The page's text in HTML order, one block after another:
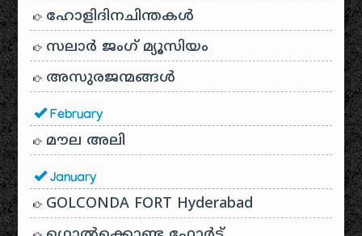
ഹോളിദിനചിന്തകൾ
സലാർ ജംഗ് മ്യൂസിയം
അസുരജന്മങ്ങൾ
February
മൗല അലി
January
GOLCONDA FORT Hyderabad